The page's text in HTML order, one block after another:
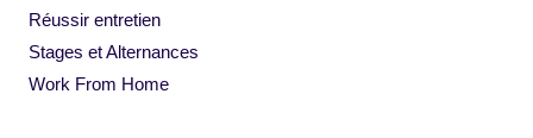
Réussir entretien
Stages et Alternances
Work From Home